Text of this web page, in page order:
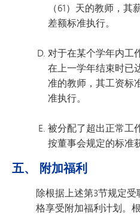
（61）天的教师，
差额标准执行。
对于在某个学年内工
在上一学年结束时已
准的教师，其工资标
准执行。
被分配了超出正常工
按董事会规定的标准
五、 附加福利
除根据上述第3节规定
格享受附加福利计划。